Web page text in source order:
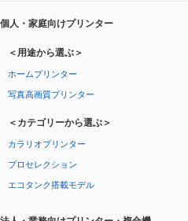
個人・家庭向けプリンター
＜用途から選ぶ＞
ホームプリンター
写真高画質プリンター
＜カテゴリーから選ぶ＞
カラリオプリンター
プロセレクション
エコタンク搭載モデル